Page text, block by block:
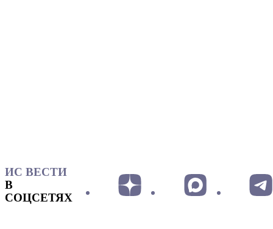
ИС ВЕСТИ
В
СОЦСЕТЯХ